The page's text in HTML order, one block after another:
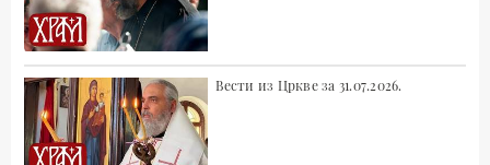
Вести из Цркве за 31.07.2026.